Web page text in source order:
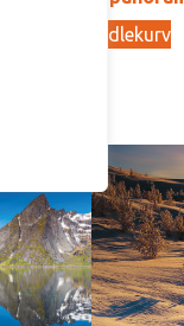
Legg i handlekurv
North